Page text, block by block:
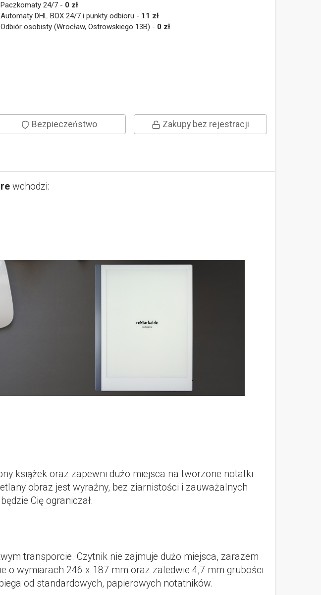
24/7 - 0 zł
DHL BOX 24/7 i punkty odbioru - 11 zł
osobisty (Wrocław, Ostrowskiego 13B) - 0 zł
Bezpieczeństwo Zakupy bez rejestracji
wchodzi:
książek oraz zapewni dużo miejsca na tworzone notatki
obraz jest wyraźny, bez ziarnistości i zauważalnych
Cię ograniczał.
transporcie. Czytnik nie zajmuje dużo miejsca, zarazem
o wymiarach 246 x 187 mm oraz zaledwie 4,7 mm grubości
od standardowych, papierowych notatników.